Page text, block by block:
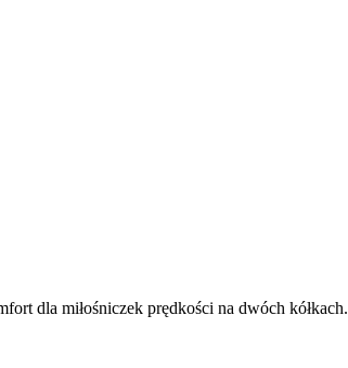
dla miłośniczek prędkości na dwóch kółkach.